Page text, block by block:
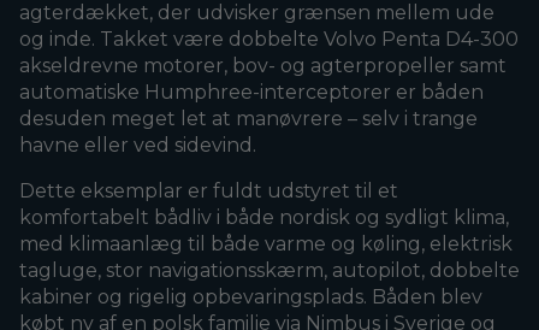
agterdækket, der udvisker grænsen mellem ude
og inde. Takket være dobbelte Volvo Penta D4-300
akseldrevne motorer, bov- og agterpropeller samt
automatiske Humphree-interceptorer er båden
desuden meget let at manøvrere – selv i trange
havne eller ved sidevind.
Dette eksemplar er fuldt udstyret til et
komfortabelt bådliv i både nordisk og sydligt klima,
med klimaanlæg til både varme og køling, elektrisk
tagluge, stor navigationsskærm, autopilot, dobbelte
kabiner og rigelig opbevaringsplads. Båden blev
købt ny af en polsk familie via Nimbus i Sverige og